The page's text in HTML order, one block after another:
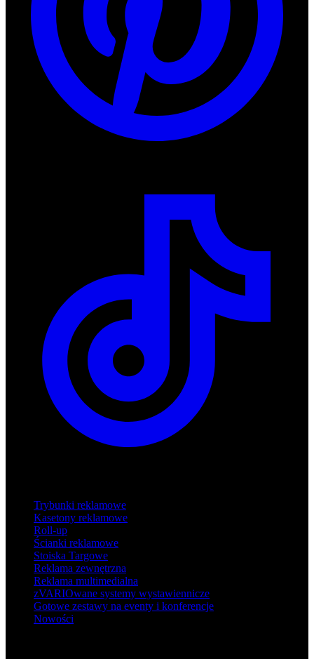
Trybunki reklamowe
Kasetony reklamowe
Roll-up
Ścianki reklamowe
Stoiska Targowe
Reklama zewnętrzna
Reklama multimedialna
zVARIOwane systemy wystawiennicze
Gotowe zestawy na eventy i konferencje
Nowości